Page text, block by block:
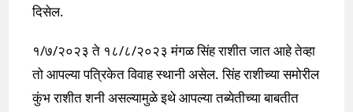
दिसेल.
१/७/२०२३ ते १८/८/२०२३ मंगळ सिंह राशीत जात आहे तेव्हा
तो आपल्या पत्रिकेत विवाह स्थानी असेल. सिंह राशीच्या समोरील
कुंभ राशीत शनी असल्यामुळे इथे आपल्या तब्येतीच्या बाबतीत